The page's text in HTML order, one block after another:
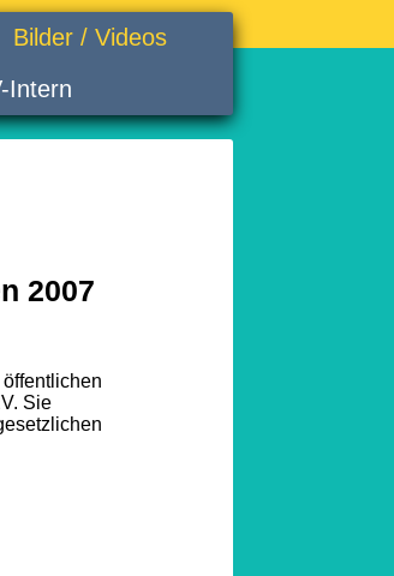
Bilder / Videos
Intern
2007
Sie